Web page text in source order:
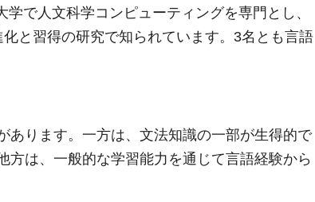
で人文科学コンピューティングを専門とし、
と習得の研究で知られています。3名とも言語
あります。一方は、文法知識の一部が生得的で
は、一般的な学習能力を通じて言語経験から